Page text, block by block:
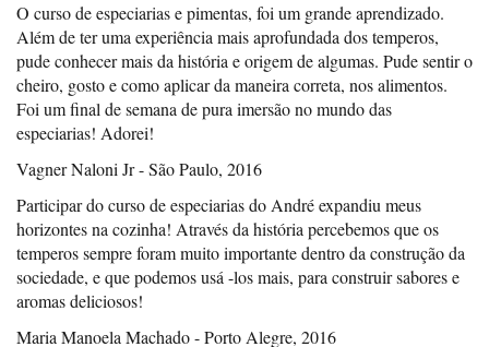
O curso de especiarias e pimentas, foi um grande aprendizado.
Além de ter uma experiência mais aprofundada dos temperos,
pude conhecer mais da história e origem de algumas. Pude sentir o
cheiro, gosto e como aplicar da maneira correta, nos alimentos.
Foi um final de semana de pura imersão no mundo das
especiarias! Adorei!
Vagner Naloni Jr - São Paulo, 2016
Participar do curso de especiarias do André expandiu meus
horizontes na cozinha! Através da história percebemos que os
temperos sempre foram muito importante dentro da construção da
sociedade, e que podemos usá -los mais, para construir sabores e
aromas deliciosos!
Maria Manoela Machado - Porto Alegre, 2016